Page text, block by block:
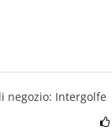
negozio: Intergolfe